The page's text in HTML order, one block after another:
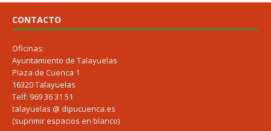
CONTACTO
Oficinas:
Ayuntamiento de Talayuelas
Plaza de Cuenca 1
16320 Talayuelas
Telf: 969 36 31 51
talayuelas @ dipucuenca.es
(suprimir espacios en blanco)